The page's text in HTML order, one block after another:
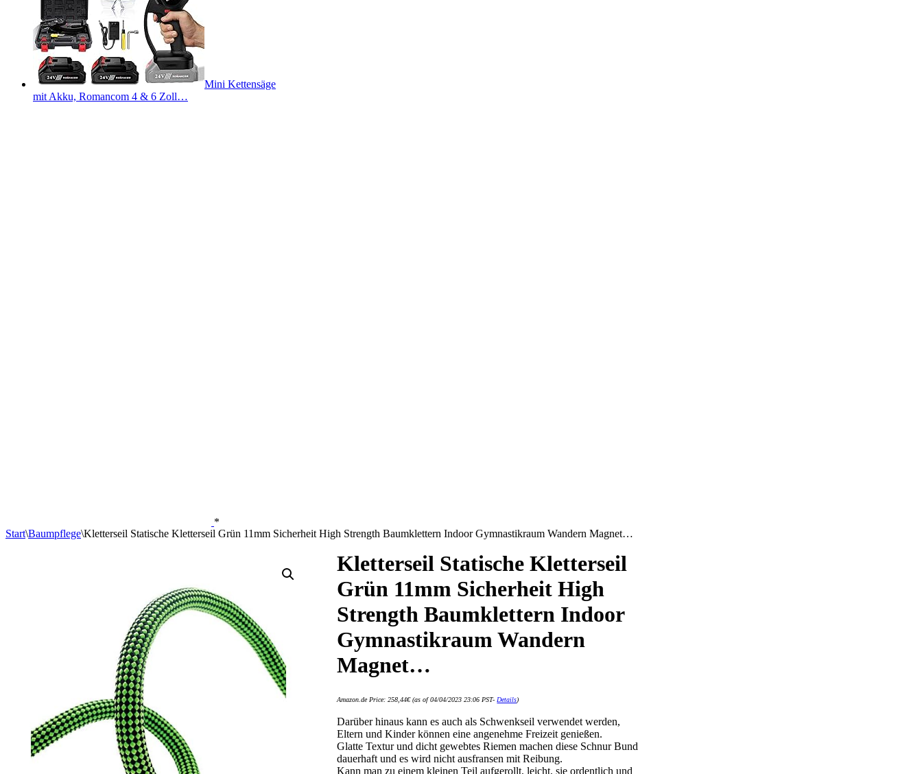
Mini Kettensäge
mit Akku, Romancom 4 & 6 Zoll…
*
Start\Baumpflege\Kletterseil Statische Kletterseil Grün 11mm Sicherheit High Strength Baumklettern Indoor Gymnastikraum Wandern Magnet…
Kletterseil Statische Kletterseil
Grün 11mm Sicherheit High
Strength Baumklettern Indoor
Gymnastikraum Wandern
Magnet…
Amazon.de Price:258,44€(as of 04/04/2023 23:06 PST-Details)
Darüber hinaus kann es auch als Schwenkseil verwendet werden,
Eltern und Kinder können eine angenehme Freizeit genießen.
Glatte Textur und dicht gewebtes Riemen machen diese Schnur Bund
dauerhaft und es wird nicht ausfransen mit Reibung.
Kann man zu einem kleinen Teil aufgerollt, leicht, sie ordentlich und